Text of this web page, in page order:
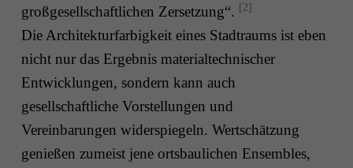
großgesellschaftlichen Zersetzung“. [2]
Die Architekturfarbigkeit eines Stadtraums ist eben
nicht nur das Ergebnis materialtechnischer
Entwicklungen, sondern kann auch
gesellschaftliche Vorstellungen und
Vereinbarungen widerspiegeln. Wertschätzung
genießen zumeist jene ortsbaulichen Ensembles,